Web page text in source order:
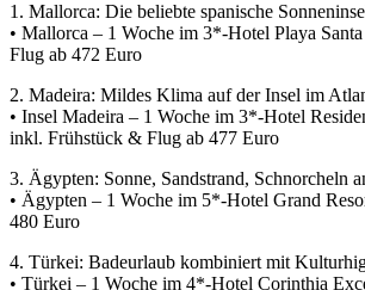
1. Mallorca: Die beliebte spanische
• Mallorca – 1 Woche im 3*-Hotel Playa
Flug ab 472 Euro
2. Madeira: Mildes Klima auf der Insel im
• Insel Madeira – 1 Woche im 3*-Hotel
inkl. Frühstück & Flug ab 477 Euro
3. Ägypten: Sonne, Sandstrand, Schnorcheln
• Ägypten – 1 Woche im 5*-Hotel Grand
480 Euro
4. Türkei: Badeurlaub kombiniert mit
• Türkei – 1 Woche im 4*-Hotel Corinthia